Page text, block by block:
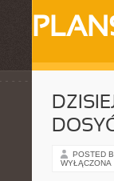
POSTED
WYŁĄCZONA